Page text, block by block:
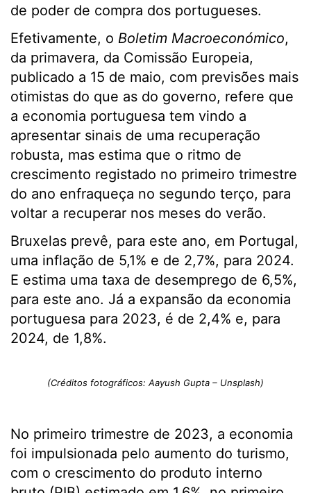
de poder de compra dos portugueses.
Efetivamente, o Boletim Macroeconómico,
da primavera, da Comissão Europeia,
publicado a 15 de maio, com previsões mais
otimistas do que as do governo, refere que
a economia portuguesa tem vindo a
apresentar sinais de uma recuperação
robusta, mas estima que o ritmo de
crescimento registado no primeiro trimestre
do ano enfraqueça no segundo terço, para
voltar a recuperar nos meses do verão.
Bruxelas prevê, para este ano, em Portugal,
uma inflação de 5,1% e de 2,7%, para 2024.
E estima uma taxa de desemprego de 6,5%,
para este ano. Já a expansão da economia
portuguesa para 2023, é de 2,4% e, para
2024, de 1,8%.
(Créditos fotográficos: Aayush Gupta – Unsplash)
No primeiro trimestre de 2023, a economia
foi impulsionada pelo aumento do turismo,
com o crescimento do produto interno